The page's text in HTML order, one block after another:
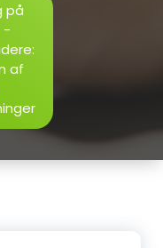
på
-
af